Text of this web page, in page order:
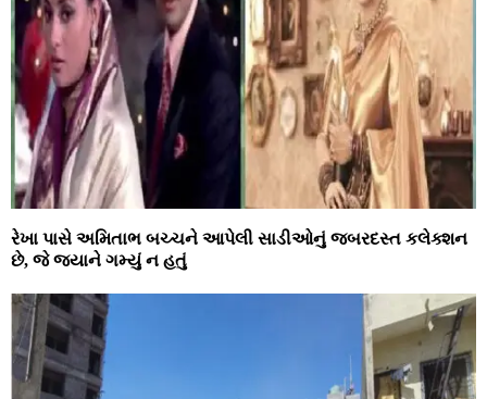
રેખા પાસે અમિતાભ બચ્ચને આપેલી સાડીઓનું જબરદસ્ત કલેક્શન
છે, જે જયાને ગમ્યું ન હતું